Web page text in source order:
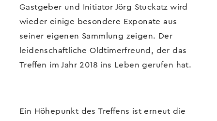
Gastgeber und Initiator Jörg Stuckatz wird
wieder einige besondere Exponate aus
seiner eigenen Sammlung zeigen. Der
leidenschaftliche Oldtimerfreund, der das
Treffen im Jahr 2018 ins Leben gerufen hat.
Ein Höhepunkt des Treffens ist erneut die